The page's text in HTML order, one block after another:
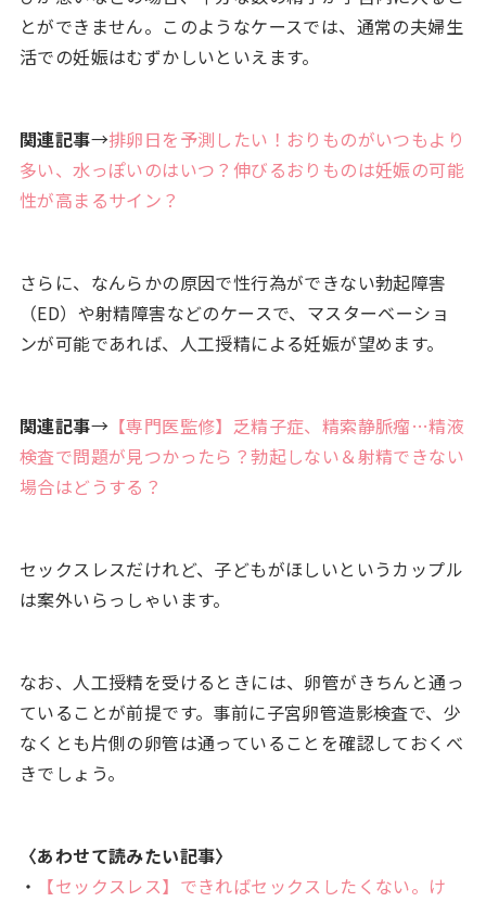
とができません。このようなケースでは、通常の夫婦生
活での妊娠はむずかしいといえます。
関連記事→排卵日を予測したい！おりものがいつもより
多い、水っぽいのはいつ？伸びるおりものは妊娠の可能
性が高まるサイン？
さらに、なんらかの原因で性行為ができない勃起障害
（ED）や射精障害などのケースで、マスターベーショ
ンが可能であれば、人工授精による妊娠が望めます。
関連記事→【専門医監修】乏精子症、精索静脈瘤…精液
検査で問題が見つかったら？勃起しない＆射精できない
場合はどうする？
セックスレスだけれど、子どもがほしいというカップル
は案外いらっしゃいます。
なお、人工授精を受けるときには、卵管がきちんと通っ
ていることが前提です。事前に子宮卵管造影検査で、少
なくとも片側の卵管は通っていることを確認しておくべ
きでしょう。
〈あわせて読みたい記事〉
・
【セックスレス】できればセックスしたくない。け